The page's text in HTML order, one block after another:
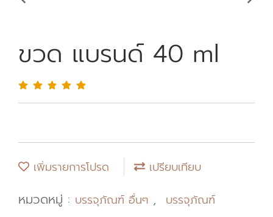
ขวด แบรนด์ 40 ml
เพิ่มรายการโปรด เปรียบเทียบ
หมวดหมู่ : บรรจุภัณฑ์ อื่นๆ , บรรจุภัณฑ์